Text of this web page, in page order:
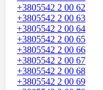
+3805542 2 00 62
+3805542 2 00 63
+3805542 2 00 64
+3805542 2 00 65
+3805542 2 00 66
+3805542 2 00 67
+3805542 2 00 68
+3805542 2 00 69